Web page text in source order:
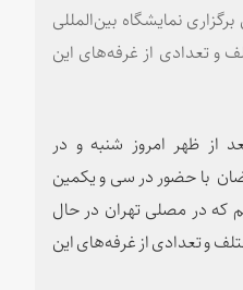
نمایشگاه بین‌المللی
و تعدادی از غرفه‌های این
از ظهر امروز شنبه و در
با حضور در سی و یکمین
که در مصلی تهران در حال
و تعدادی از غرفه‌های این